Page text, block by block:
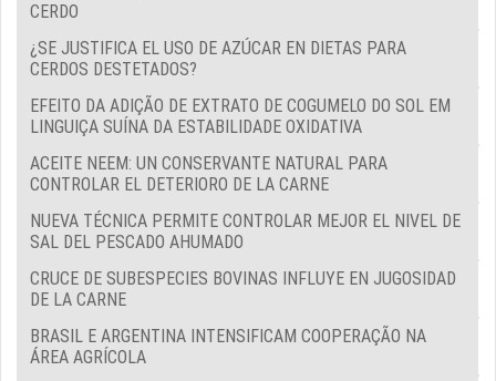
CERDO
¿SE JUSTIFICA EL USO DE AZÚCAR EN DIETAS PARA
CERDOS DESTETADOS?
EFEITO DA ADIÇÃO DE EXTRATO DE COGUMELO DO SOL EM
LINGUIÇA SUÍNA DA ESTABILIDADE OXIDATIVA
ACEITE NEEM: UN CONSERVANTE NATURAL PARA
CONTROLAR EL DETERIORO DE LA CARNE
NUEVA TÉCNICA PERMITE CONTROLAR MEJOR EL NIVEL DE
SAL DEL PESCADO AHUMADO
CRUCE DE SUBESPECIES BOVINAS INFLUYE EN JUGOSIDAD
DE LA CARNE
BRASIL E ARGENTINA INTENSIFICAM COOPERAÇÃO NA
ÁREA AGRÍCOLA